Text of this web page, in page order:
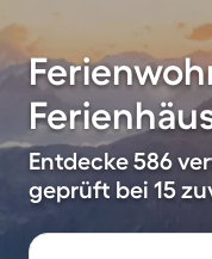
Entdecke 586
geprüft bei 15